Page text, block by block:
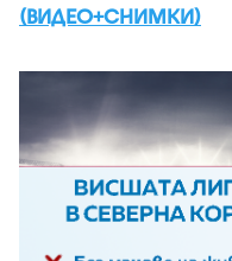
(ВИДЕО+СНИМКИ)